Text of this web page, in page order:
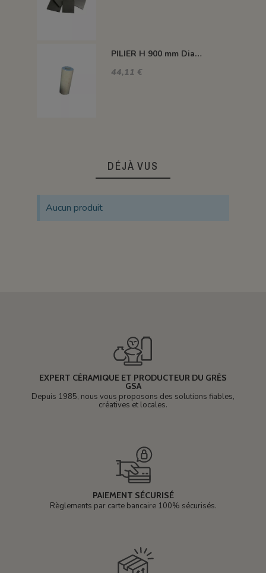
PILIER H 900 mm Diam.80 mm 1350°C
44,11 €
DÉJÀ VUS
Aucun produit
EXPERT CÉRAMIQUE ET PRODUCTEUR DU GRÈS
GSA
Depuis 1985, nous vous proposons des solutions fiables,
créatives et locales.
PAIEMENT SÉCURISÉ
Règlements par carte bancaire 100% sécurisés.